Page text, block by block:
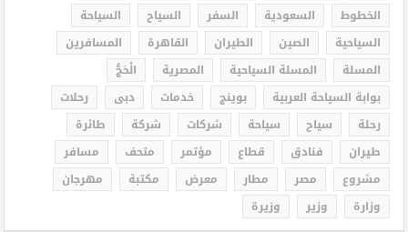
الخطوط
السعودية السفر السياح
السياحة
السياحية
الصين الطيران القاهرة
المسافرين
المسلة
المسلة السياحية المصرية
الْحَجُّ
بوابة السياحة العربية
بوينج خدمات دبى
رحلات
رحلة
سياح سياحة شركات شركة
طائرة
طيران
فنادق قطاع مؤتمر متحف
مسافر
مشروع
مصر مطار معرض مكتبة
مهرجان
وزارة
وزير وزيرة